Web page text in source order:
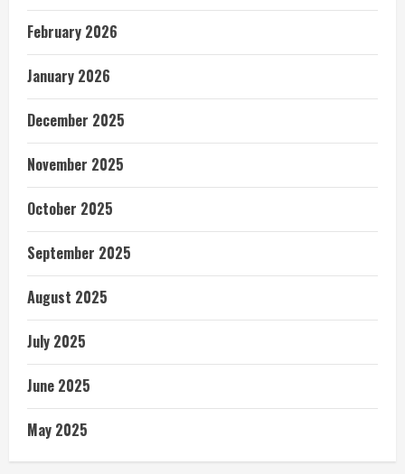
February 2026
January 2026
December 2025
November 2025
October 2025
September 2025
August 2025
July 2025
June 2025
May 2025